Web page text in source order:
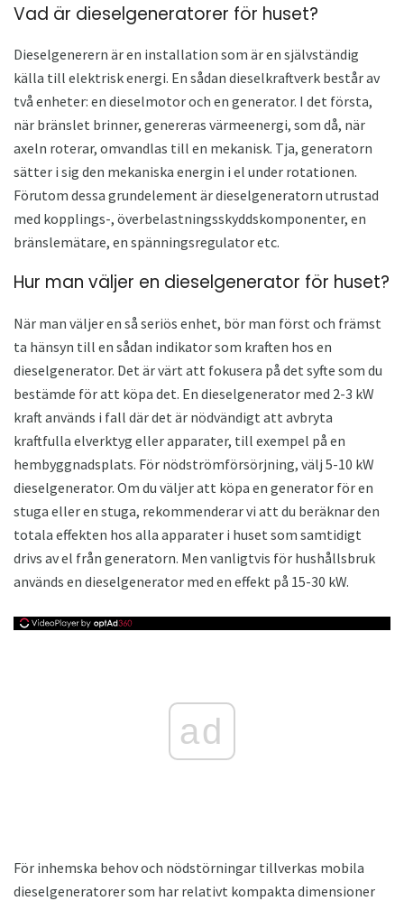
Vad är dieselgeneratorer för huset?
Dieselgenerern är en installation som är en självständig
källa till elektrisk energi. En sådan dieselkraftverk består av
två enheter: en dieselmotor och en generator. I det första,
när bränslet brinner, genereras värmeenergi, som då, när
axeln roterar, omvandlas till en mekanisk. Tja, generatorn
sätter i sig den mekaniska energin i el under rotationen.
Förutom dessa grundelement är dieselgeneratorn utrustad
med kopplings-, överbelastningsskyddskomponenter, en
bränslemätare, en spänningsregulator etc.
Hur man väljer en dieselgenerator för huset?
När man väljer en så seriös enhet, bör man först och främst
ta hänsyn till en sådan indikator som kraften hos en
dieselgenerator. Det är värt att fokusera på det syfte som du
bestämde för att köpa det. En dieselgenerator med 2-3 kW
kraft används i fall där det är nödvändigt att avbryta
kraftfulla elverktyg eller apparater, till exempel på en
hembyggnadsplats. För nödströmförsörjning, välj 5-10 kW
dieselgenerator. Om du väljer att köpa en generator för en
stuga eller en stuga, rekommenderar vi att du beräknar den
totala effekten hos alla apparater i huset som samtidigt
drivs av el från generatorn. Men vanligtvis för hushållsbruk
används en dieselgenerator med en effekt på 15-30 kW.
ad
För inhemska behov och nödstörningar tillverkas mobila
dieselgeneratorer som har relativt kompakta dimensioner